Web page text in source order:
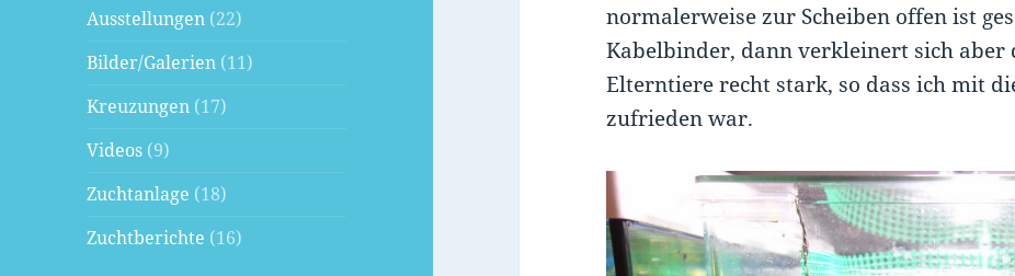
Ausstellungen (22)
Bilder/Galerien (11)
Kreuzungen (17)
Videos (9)
Zuchtanlage (18)
Zuchtberichte (16)
normalerweise zur Scheiben offen ist
Kabelbinder, dann verkleinert sich aber
Elterntiere recht stark, so dass ich mit
zufrieden war.